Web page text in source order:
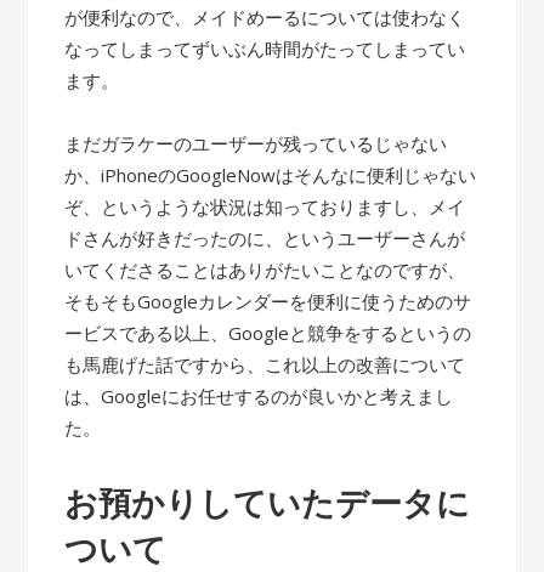
が便利なので、メイドめーるについては使わなく
なってしまってずいぶん時間がたってしまってい
ます。
まだガラケーのユーザーが残っているじゃない
か、iPhoneのGoogleNowはそんなに便利じゃない
ぞ、というような状況は知っておりますし、メイ
ドさんが好きだったのに、というユーザーさんが
いてくださることはありがたいことなのですが、
そもそもGoogleカレンダーを便利に使うためのサ
ービスである以上、Googleと競争をするというの
も馬鹿げた話ですから、これ以上の改善について
は、Googleにお任せするのが良いかと考えまし
た。
お預かりしていたデータに
ついて